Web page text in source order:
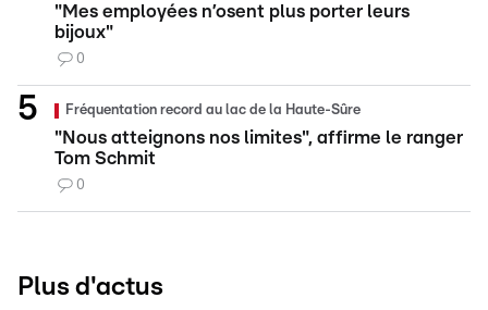
"Mes employées n’osent plus porter leurs
bijoux"
0
Fréquentation record au lac de la Haute-Sûre
"Nous atteignons nos limites", affirme le ranger
Tom Schmit
0
Plus d'actus